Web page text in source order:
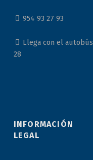
954 93 27 93
Llega con el autobús
28
INFORMACIÓN
LEGAL